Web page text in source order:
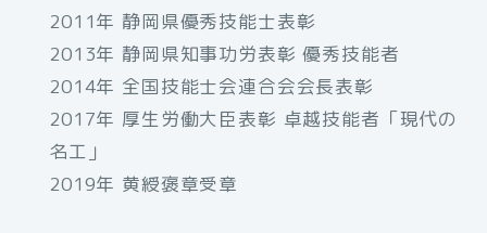
2011年 静岡県優秀技能士表彰
2013年 静岡県知事功労表彰 優秀技能者
2014年 全国技能士会連合会会長表彰
2017年 厚生労働大臣表彰 卓越技能者「現代の
名工」
2019年 黄綬褒章受章